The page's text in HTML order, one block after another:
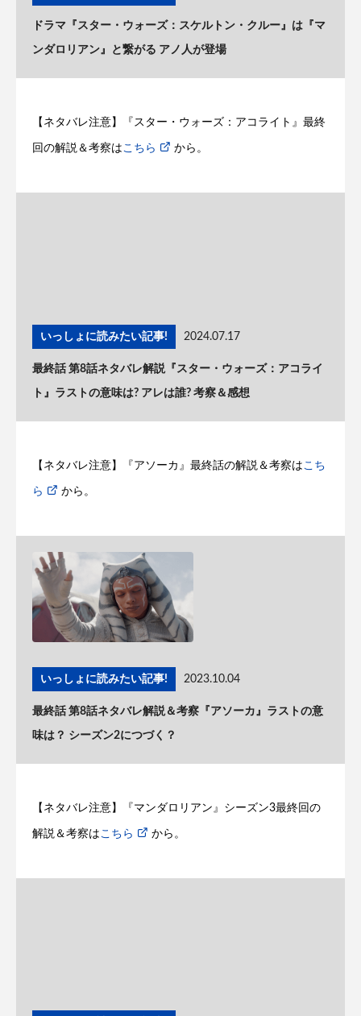
ドラマ『スター・ウォーズ：スケルトン・クルー』は『マ
ンダロリアン』と繋がる アノ人が登場
【ネタバレ注意】『スター・ウォーズ：アコライト』最終
回の解説＆考察はこちら から。
いっしょに読みたい記事! 2024.07.17
最終話 第8話ネタバレ解説『スター・ウォーズ：アコライ
ト』ラストの意味は? アレは誰? 考察＆感想
【ネタバレ注意】『アソーカ』最終話の解説＆考察は こち
ら から。
いっしょに読みたい記事! 2023.10.04
最終話 第8話ネタバレ解説＆考察『アソーカ』ラストの意
味は？ シーズン2につづく？
【ネタバレ注意】『マンダロリアン』シーズン3最終回の
解説＆考察はこちら から。